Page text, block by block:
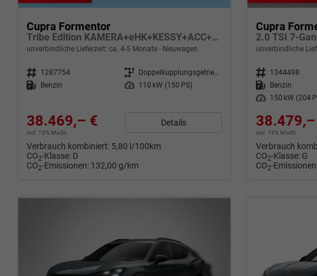
Cupra Formentor
Tribe Edition KAMERA+eHK+KESSY+ACC+SHZ+19" ALU+LED+FULL LINK
unverbindliche Lieferzeit: ca. 4-5 Monate Neuwagen
Fahrzeugnr. 1287754 Getriebe
Doppelkupplungsgetriebe (DSG)
Kraftstoff
Benzin Leistung 110 kW (150 PS)
38.469,– €
incl. 19% MwSt.
Details
Verbrauch kombiniert: 5,80 l/100km
CO2-Klasse: D
CO2-Emissionen: 132,00 g/km
Cupra
2.0 TSI 7-
unverbindliche
Fahrzeugnr. 1344498
Kraftstoff
Benzin
Leistung
150 kW (204
incl. 19% MwSt.
Verbrauch
CO2-Klasse: G
CO2-